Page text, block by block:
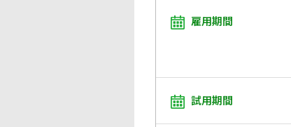
雇用期間
試用期間